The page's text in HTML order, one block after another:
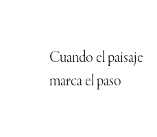
Cuando el paisaje
marca el paso